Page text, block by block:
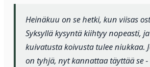
Heinäkuu on se hetki, kun viisas
Syksyllä kysyntä kiihtyy nopeasti,
kuivatusta koivusta tulee niukkaa.
on tyhjä, nyt kannattaa täyttää se